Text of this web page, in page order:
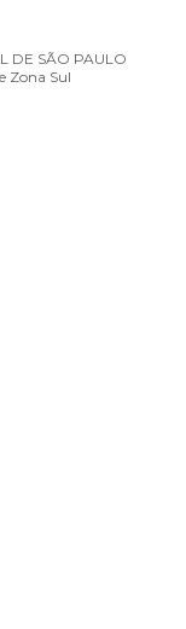
DE SÃO PAULO
Zona Sul